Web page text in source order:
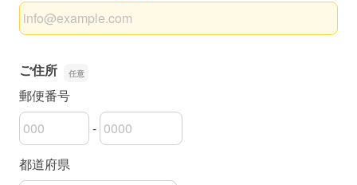
メールアドレス
ご住所
郵便番号
郵便番号の上3桁
-
郵便番号の下4桁
都道府県